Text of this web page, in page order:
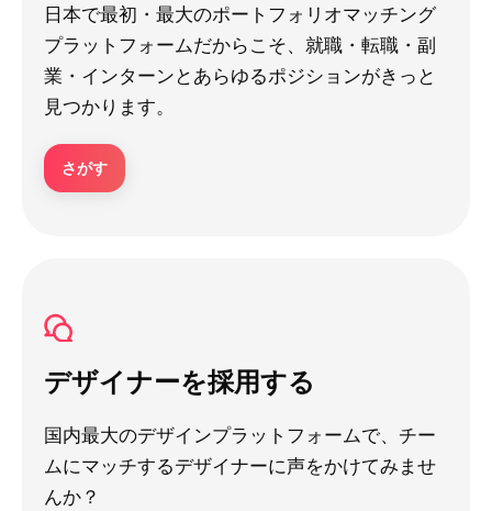
日本で最初・最大のポートフォリオマッチング
プラットフォームだからこそ、就職・転職・副
業・インターンとあらゆるポジションがきっと
見つかります。
さがす
デザイナーを採用する
国内最大のデザインプラットフォームで、チー
ムにマッチするデザイナーに声をかけてみませ
んか？